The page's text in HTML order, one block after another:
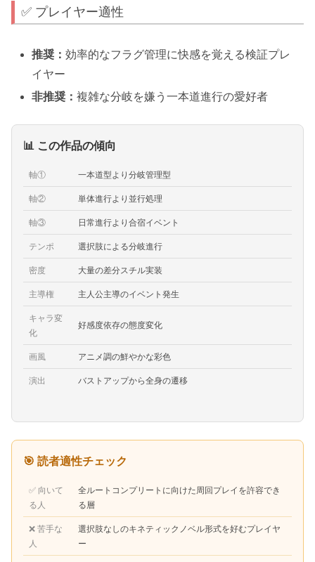
✅ プレイヤー適性
推奨：効率的なフラグ管理に快感を覚える検証プレ
イヤー
非推奨：複雑な分岐を嫌う一本道進行の愛好者
📊 この作品の傾向
軸① 一本道型より分岐管理型
軸② 単体進行より並行処理
軸③ 日常進行より合宿イベント
テンポ 選択肢による分岐進行
密度 大量の差分スチル実装
主導権 主人公主導のイベント発生
キャラ変
化
好感度依存の態度変化
画風 アニメ調の鮮やかな彩色
演出 バストアップから全身の遷移
🎯 読者適性チェック
✅ 向いて
る人
全ルートコンプリートに向けた周回プレイを許容でき
る層
❌ 苦手な
人
選択肢なしのキネティックノベル形式を好むプレイヤ
ー